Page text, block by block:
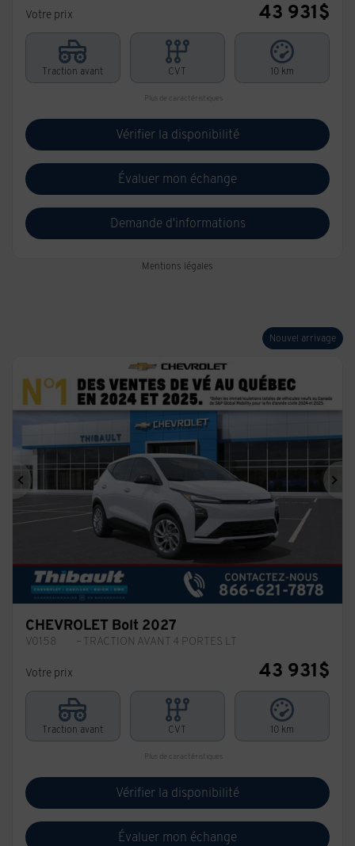
Votre prix 43 931$
Traction avant CVT 10 km
Plus de caractéristiques
Vérifier la disponibilité
Évaluer mon échange
Demande d'informations
Mentions légales
Nouvel arrivage
Précédent
CHEVROLET Bolt 2027
V0158 – TRACTION AVANT 4 PORTES LT
Votre prix 43 931$
Traction avant CVT 10 km
Plus de caractéristiques
Vérifier la disponibilité
Évaluer mon échange